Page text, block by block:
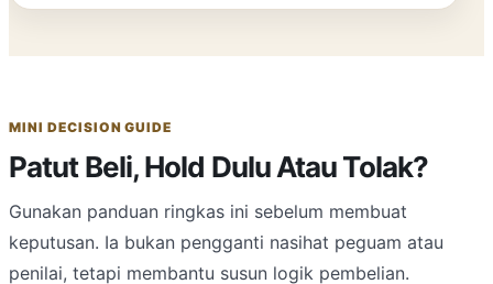
MINI DECISION GUIDE
Patut Beli, Hold Dulu Atau Tolak?
Gunakan panduan ringkas ini sebelum membuat
keputusan. Ia bukan pengganti nasihat peguam atau
penilai, tetapi membantu susun logik pembelian.